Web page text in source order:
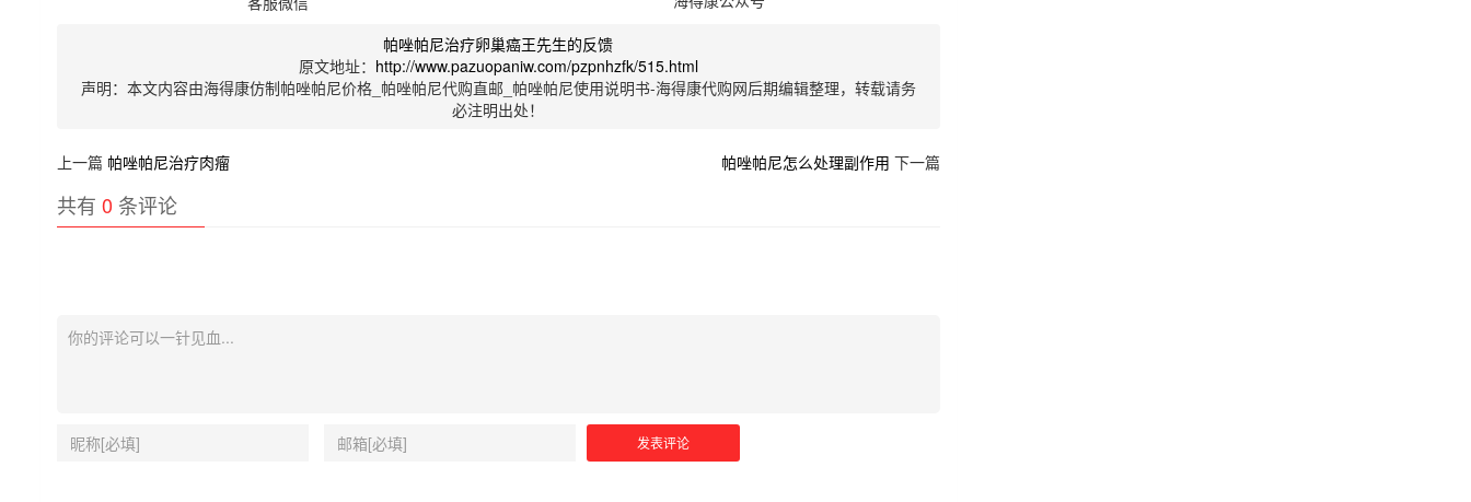
帕唑帕尼治疗卵巢癌王先生的反馈
原文地址： http://www.pazuopaniw.com/pzpnhzfk/515.html
声明：本文内容由海得康仿制帕唑帕尼价格_帕唑帕尼代购直邮_帕唑帕尼使用说明书-海得康代购网后期编辑整理，转载请务
必注明出处！
上一篇 帕唑帕尼治疗肉瘤 帕唑帕尼怎么处理副作用 下一篇
共有 0 条评论